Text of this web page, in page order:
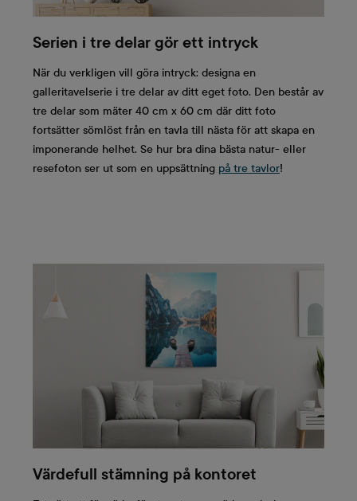
Serien i tre delar gör ett intryck
När du verkligen vill göra intryck: designa en
galleritavelserie i tre delar av ditt eget foto. Den består av
tre delar som mäter 40 cm x 60 cm där ditt foto
fortsätter sömlöst från en tavla till nästa för att skapa en
imponerande helhet. Se hur bra dina bästa natur- eller
resefoton ser ut som en uppsättning på tre tavlor!
Värdefull stämning på kontoret